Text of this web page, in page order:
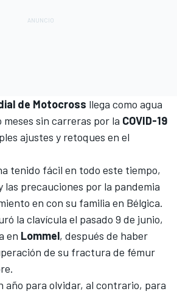
de Motocross llega como agua
sin carreras por la COVID-19
ajustes y retoques en el
tenido fácil en todo este tiempo,
las precauciones por la pandemia
en con su familia en Bélgica.
la clavícula el pasado 9 de junio,
en Lommel, después de haber
de su fractura de fémur
año para olvidar, al contrario, para